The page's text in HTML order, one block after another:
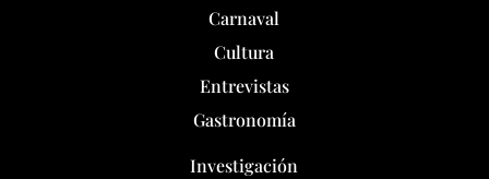
Carnaval
Cultura
Entrevistas
Gastronomía
Investigación